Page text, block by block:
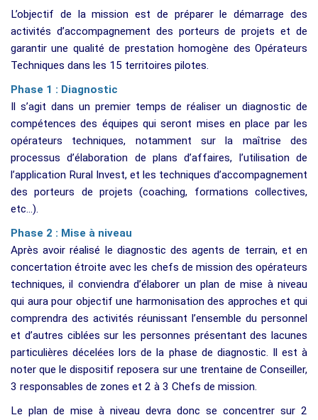
L’objectif de la mission est de préparer le démarrage des
activités d’accompagnement des porteurs de projets et de
garantir une qualité de prestation homogène des Opérateurs
Techniques dans les 15 territoires pilotes.
Phase 1 : Diagnostic
Il s’agit dans un premier temps de réaliser un diagnostic de
compétences des équipes qui seront mises en place par les
opérateurs techniques, notamment sur la maîtrise des
processus d’élaboration de plans d’affaires, l’utilisation de
l’application Rural Invest, et les techniques d’accompagnement
des porteurs de projets (coaching, formations collectives,
etc…).
Phase 2 : Mise à niveau
Après avoir réalisé le diagnostic des agents de terrain, et en
concertation étroite avec les chefs de mission des opérateurs
techniques, il conviendra d’élaborer un plan de mise à niveau
qui aura pour objectif une harmonisation des approches et qui
comprendra des activités réunissant l’ensemble du personnel
et d’autres ciblées sur les personnes présentant des lacunes
particulières décelées lors de la phase de diagnostic. Il est à
noter que le dispositif reposera sur une trentaine de Conseiller,
3 responsables de zones et 2 à 3 Chefs de mission.
Le plan de mise à niveau devra donc se concentrer sur 2